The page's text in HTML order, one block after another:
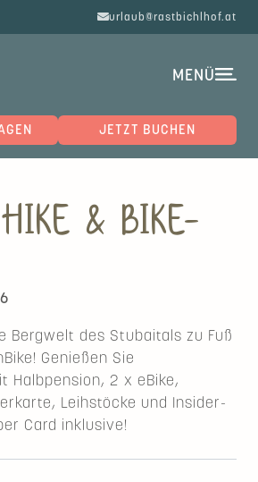
urlaub@rastbichlhof.at
JETZT BUCHEN
MENÜ
& BIKE-
Bergwelt des Stubaitals zu Fuß
Genießen Sie
Halbpension, 2 x eBike,
Leihstöcke und Insider-
Card inklusive!